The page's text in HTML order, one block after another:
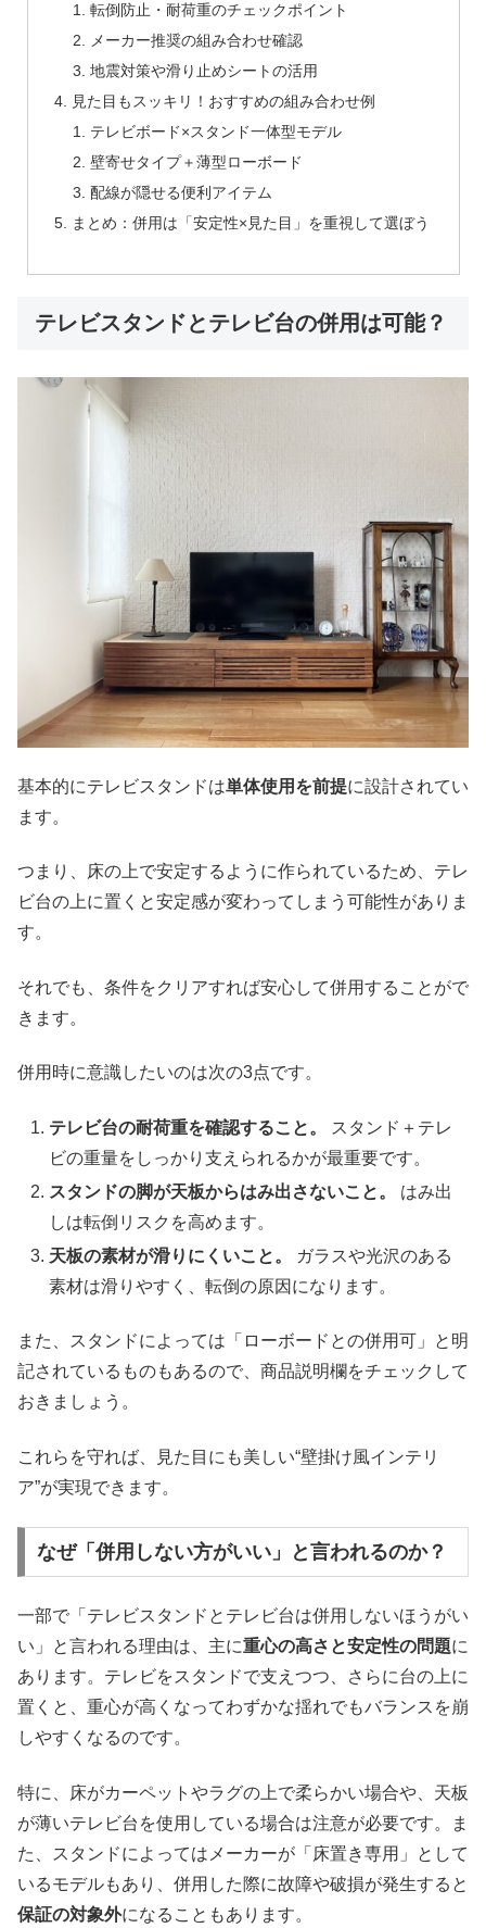
転倒防止・耐荷重のチェックポイント
メーカー推奨の組み合わせ確認
地震対策や滑り止めシートの活用
見た目もスッキリ！おすすめの組み合わせ例
テレビボード×スタンド一体型モデル
壁寄せタイプ＋薄型ローボード
配線が隠せる便利アイテム
まとめ：併用は「安定性×見た目」を重視して選ぼう
テレビスタンドとテレビ台の併用は可能？
基本的にテレビスタンドは単体使用を前提に設計されてい
ます。
つまり、床の上で安定するように作られているため、テレ
ビ台の上に置くと安定感が変わってしまう可能性がありま
す。
それでも、条件をクリアすれば安心して併用することがで
きます。
併用時に意識したいのは次の3点です。
テレビ台の耐荷重を確認すること。
スタンド＋テレ
ビの重量をしっかり支えられるかが最重要です。
スタンドの脚が天板からはみ出さないこと。
はみ出
しは転倒リスクを高めます。
天板の素材が滑りにくいこと。
ガラスや光沢のある
素材は滑りやすく、転倒の原因になります。
また、スタンドによっては「ローボードとの併用可」と明
記されているものもあるので、商品説明欄をチェックして
おきましょう。
これらを守れば、見た目にも美しい“壁掛け風インテリ
ア”が実現できます。
なぜ「併用しない方がいい」と言われるのか？
一部で「テレビスタンドとテレビ台は併用しないほうがい
い」と言われる理由は、主に重心の高さと安定性の問題に
あります。テレビをスタンドで支えつつ、さらに台の上に
置くと、重心が高くなってわずかな揺れでもバランスを崩
しやすくなるのです。
特に、床がカーペットやラグの上で柔らかい場合や、天板
が薄いテレビ台を使用している場合は注意が必要です。ま
た、スタンドによってはメーカーが「床置き専用」として
いるモデルもあり、併用した際に故障や破損が発生すると
保証の対象外になることもあります。